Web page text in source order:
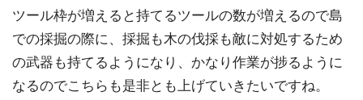
ツール枠が増えると持てるツールの数が増えるので島
での採掘の際に、採掘も木の伐採も敵に対処するため
の武器も持てるようになり、かなり作業が捗るように
なるのでこちらも是非とも上げていきたいですね。